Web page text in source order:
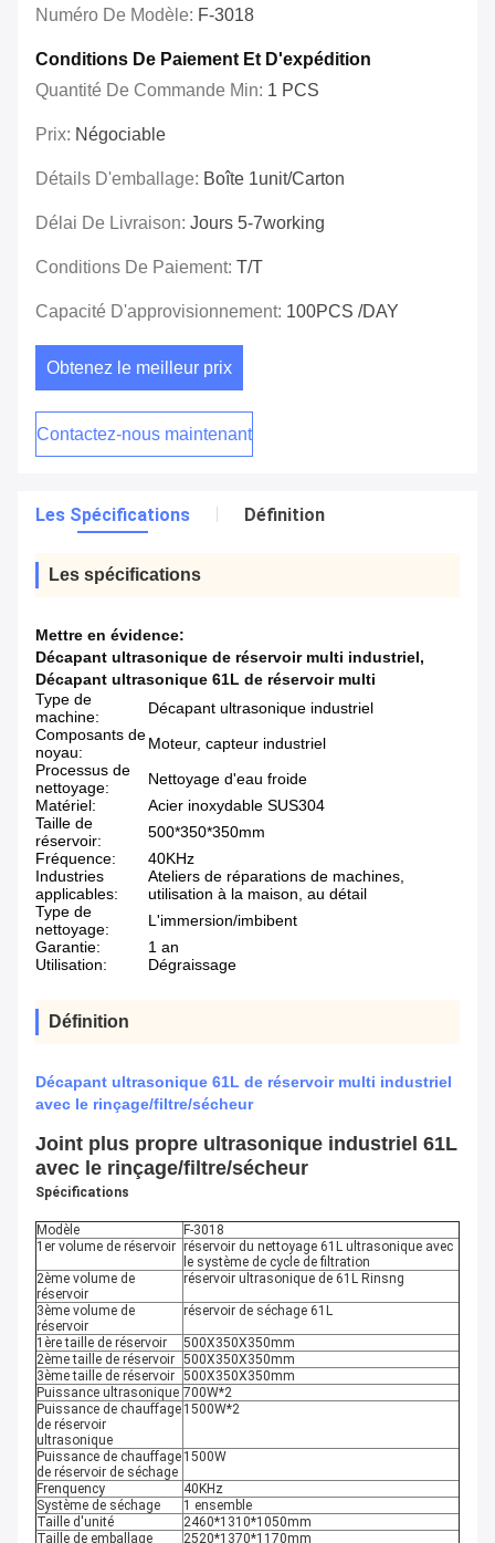
Numéro De Modèle: F-3018
Conditions De Paiement Et D'expédition
Quantité De Commande Min: 1 PCS
Prix: Négociable
Détails D'emballage: Boîte 1unit/carton
Délai De Livraison: Jours 5-7working
Conditions De Paiement: T/T
Capacité D'approvisionnement: 100PCS /DAY
Obtenez le meilleur prix
Contactez-nous maintenant
Les Spécifications Définition
Les spécifications
Mettre en évidence:
Décapant ultrasonique de réservoir multi industriel,
Décapant ultrasonique 61L de réservoir multi
Type de
machine:
Décapant ultrasonique industriel
Composants de
noyau:
Moteur, capteur industriel
Processus de
nettoyage:
Nettoyage d'eau froide
Matériel:
Acier inoxydable SUS304
Taille de
réservoir:
500*350*350mm
Fréquence:
40KHz
Industries
applicables:
Ateliers de réparations de machines,
utilisation à la maison, au détail
Type de
nettoyage:
L'immersion/imbibent
Garantie:
1 an
Utilisation:
Dégraissage
Définition
Décapant ultrasonique 61L de réservoir multi industriel
avec le rinçage/filtre/sécheur
Joint plus propre ultrasonique industriel 61L
avec le rinçage/filtre/sécheur
Spécifications
Modèle
F-3018
1er volume de réservoir réservoir du nettoyage 61L ultrasonique avec
le système de cycle de filtration
2ème volume de
réservoir
réservoir ultrasonique de 61L Rinsng
3ème volume de
réservoir
réservoir de séchage 61L
1ère taille de réservoir
500X350X350mm
2ème taille de réservoir 500X350X350mm
3ème taille de réservoir 500X350X350mm
Puissance ultrasonique 700W*2
Puissance de chauffage
de réservoir
ultrasonique
1500W*2
Puissance de chauffage
de réservoir de séchage
1500W
Frenquency
40KHz
Système de séchage
1 ensemble
Taille d'unité
2460*1310*1050mm
Taille de emballage
2520*1370*1170mm